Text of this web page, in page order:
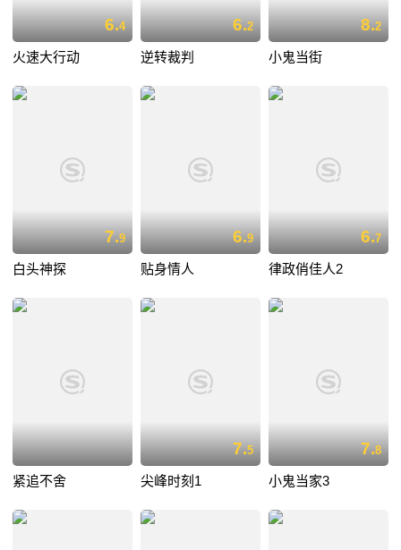
6.4
火速大行动
6.2
逆转裁判
8.2
小鬼当街
7.9
白头神探
6.9
贴身情人
6.7
律政俏佳人2
紧追不舍
7.5
尖峰时刻1
7.8
小鬼当家3